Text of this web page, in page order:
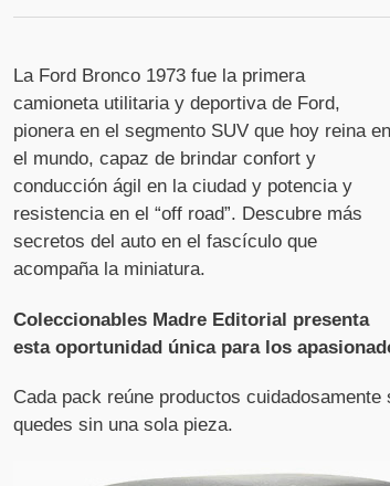
La Ford Bronco 1973 fue la primera
camioneta utilitaria y deportiva de Ford,
pionera en el segmento SUV que hoy reina en
el mundo, capaz de brindar confort y
conducción ágil en la ciudad y potencia y
resistencia en el “off road”. Descubre más
secretos del auto en el fascículo que
acompaña la miniatura.
Coleccionables Madre Editorial presenta
esta oportunidad única para los
Cada pack reúne productos
quedes sin una sola pieza.